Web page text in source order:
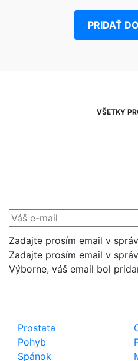
PRIDAŤ
VŠETKY
Zadajte prosím email v
Zadajte prosím email v
Výborne, váš email bol
Prostata
Pohyb
Spánok